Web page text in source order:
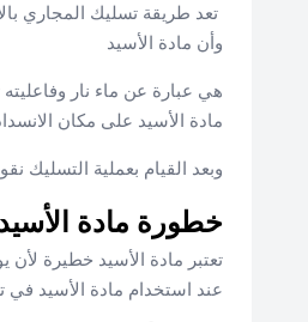
تعد طريقة تسليك المجاري
وأن مادة الأسيد
هي عبارة عن ماء نار
مادة الأسيد على مكان
وبعد القيام بعملية التسليك نقوم بسكب 2 كوب من الماء المغلي في البالوعة ويتم تكرار هذه العملية
خطورة مادة
تعتبر مادة الأسيد خطيرة
عند استخدام مادة الأسيد